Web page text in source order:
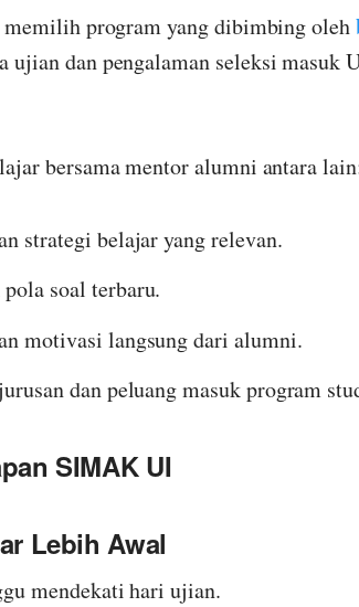
memilih program yang dibimbing oleh
ujian dan pengalaman seleksi masuk
bersama mentor alumni antara
strategi belajar yang relevan.
soal terbaru.
motivasi langsung dari alumni.
dan peluang masuk program
SIMAK UI
Lebih Awal
mendekati hari ujian.